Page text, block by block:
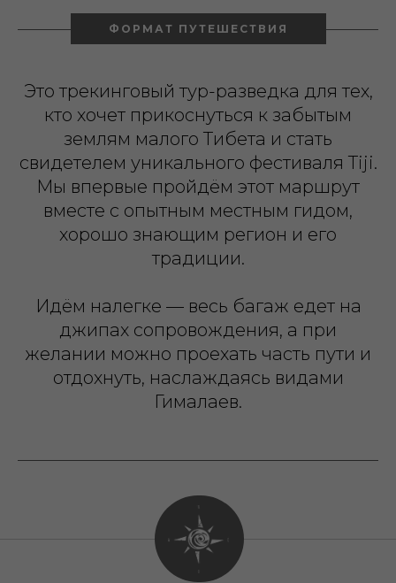
ФОРМАТ ПУТЕШЕСТВИЯ
Это трекинговый тур-разведка для тех,
кто хочет прикоснуться к забытым
землям малого Тибета и стать
свидетелем уникального фестиваля Tiji.
Мы впервые пройдём этот маршрут
вместе с опытным местным гидом,
хорошо знающим регион и его
традиции.
Идём налегке — весь багаж едет на
джипах сопровождения, а при
желании можно проехать часть пути и
отдохнуть, наслаждаясь видами
Гималаев.